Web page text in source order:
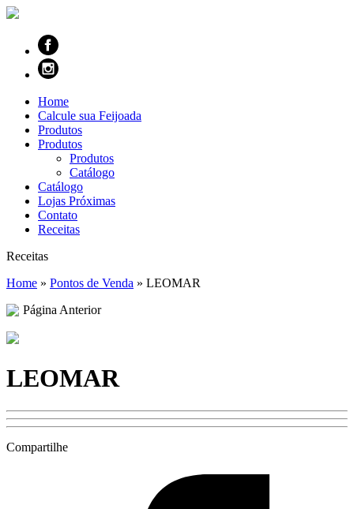
Home
Calcule sua Feijoada
Produtos
Produtos
Produtos
Catálogo
Catálogo
Lojas Próximas
Contato
Receitas
Receitas
Home » Pontos de Venda » LEOMAR
Página Anterior
LEOMAR
Compartilhe